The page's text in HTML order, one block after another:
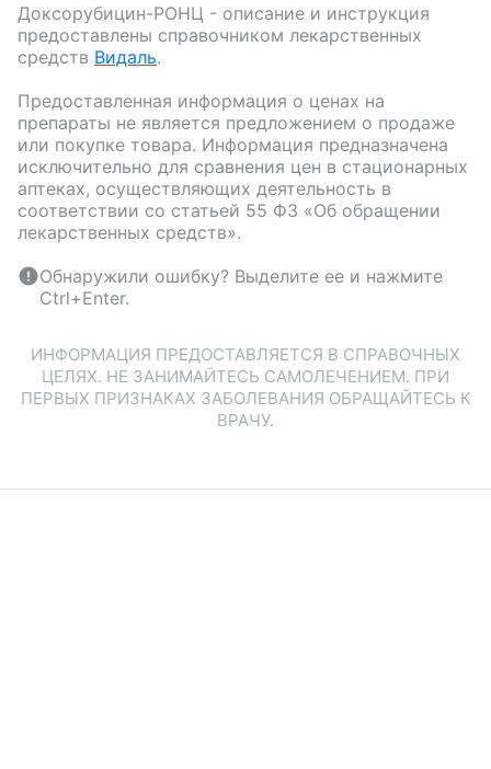
Доксорубицин-РОНЦ - описание и инструкция
предоставлены справочником лекарственных
средств Видаль.
Предоставленная информация о ценах на
препараты не является предложением о продаже
или покупке товара. Информация предназначена
исключительно для сравнения цен в стационарных
аптеках, осуществляющих деятельность в
соответствии со статьей 55 ФЗ «Об обращении
лекарственных средств».
Обнаружили ошибку? Выделите ее и нажмите
Ctrl+Enter.
ИНФОРМАЦИЯ ПРЕДОСТАВЛЯЕТСЯ В СПРАВОЧНЫХ
ЦЕЛЯХ. НЕ ЗАНИМАЙТЕСЬ САМОЛЕЧЕНИЕМ. ПРИ
ПЕРВЫХ ПРИЗНАКАХ ЗАБОЛЕВАНИЯ ОБРАЩАЙТЕСЬ К
ВРАЧУ.